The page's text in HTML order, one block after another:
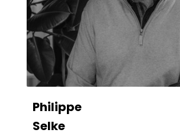
Philippe
Selke